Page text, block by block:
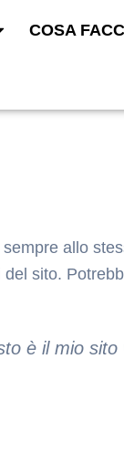
COSA
allo
sito.
è il mio